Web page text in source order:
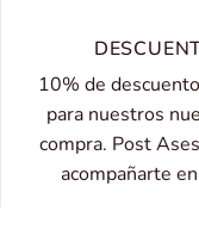
10% de
para nuestros
compra. Post
acompañarte